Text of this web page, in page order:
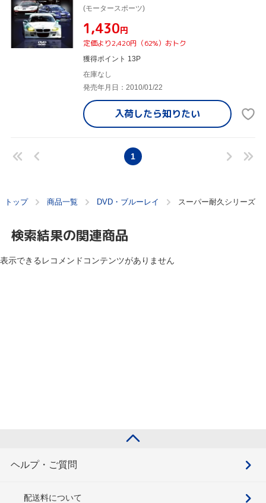
(モータースポーツ)
¥1,430円
定価より2,420円（62%）おトク
獲得ポイント 13P
在庫なし
発売年月日：2010/01/22
入荷したら知りたい
1
トップ 商品一覧 DVD・ブルーレイ スーパー耐久シリーズ
検索結果の関連商品
表示できるレコメンドコンテンツがありません
ヘルプ・ご質問
配送料について